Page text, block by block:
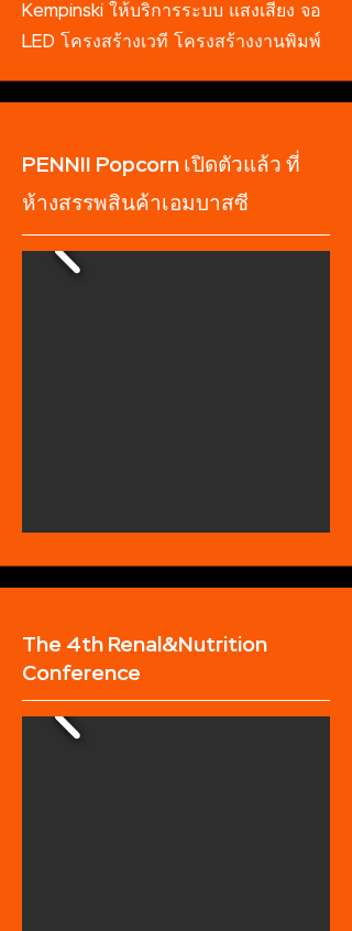
Kempinski ให้บริการระบบ แสงเสียง จอ
LED โครงสร้างเวที โครงสร้างงานพิมพ์
PENNII Popcorn เปิดตัวแล้ว ที่
ห้างสรรพสินค้าเอมบาสซี
The 4th Renal&Nutrition
Conference